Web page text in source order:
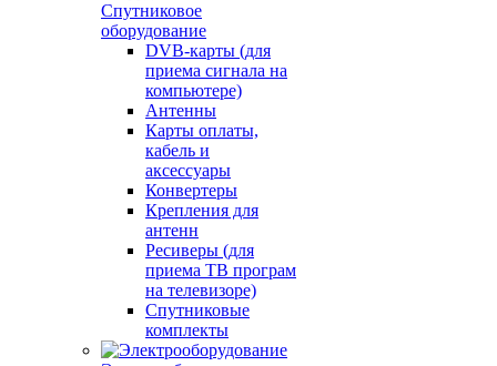
Спутниковое
оборудование
DVB-карты (для
приема сигнала на
компьютере)
Антенны
Карты оплаты,
кабель и
аксессуары
Конвертеры
Крепления для
антенн
Ресиверы (для
приема ТВ програм
на телевизоре)
Спутниковые
комплекты